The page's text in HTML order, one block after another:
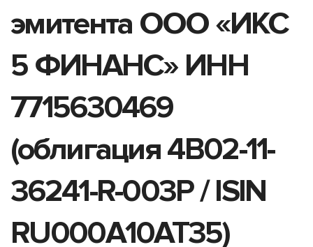
эмитента ООО «ИКС
5 ФИНАНС» ИНН
7715630469
(облигация 4B02-11-
36241-R-003P / ISIN
RU000A10AT35)